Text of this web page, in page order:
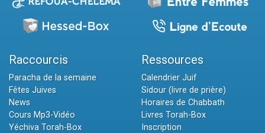
Raccourcis
Paracha de la semaine
Fêtes Juives
News
Cours Mp3-Vidéo
Yéchiva Torah-Box
Ressources
Calendrier Juif
Sidour (livre de prière)
Horaires de Chabbath
Livres Torah-Box
Inscription